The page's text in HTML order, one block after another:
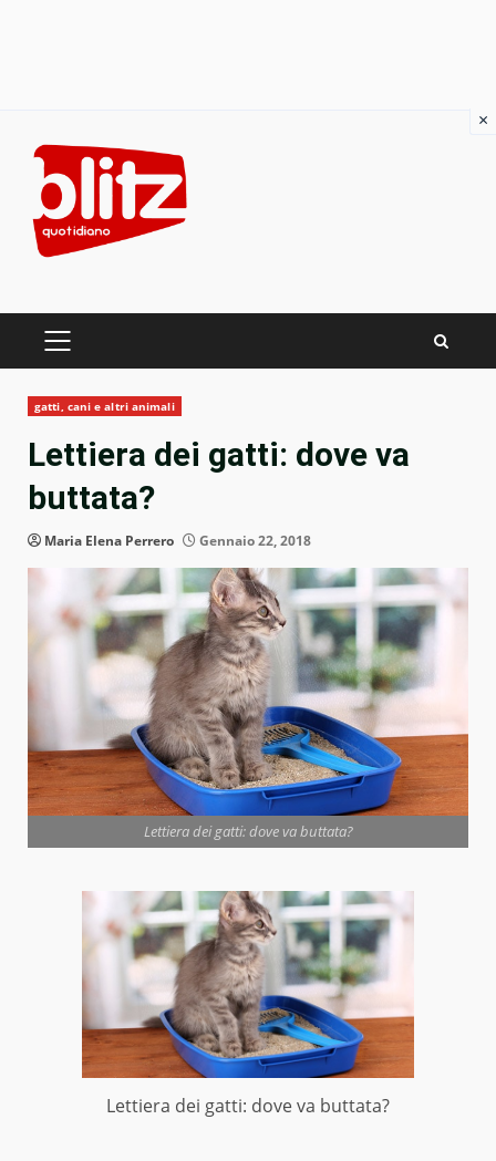
content
PRIMARY
gatti, cani e altri animali
Lettiera dei gatti: dove va
buttata?
Maria Elena Perrero Gennaio 22, 2018
Lettiera dei gatti: dove va buttata?
Lettiera dei gatti: dove va buttata?
×